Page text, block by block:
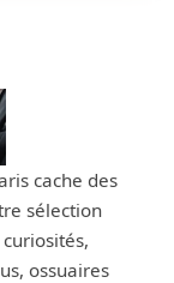
· Confirmation
cache des
sélection
ossuaires